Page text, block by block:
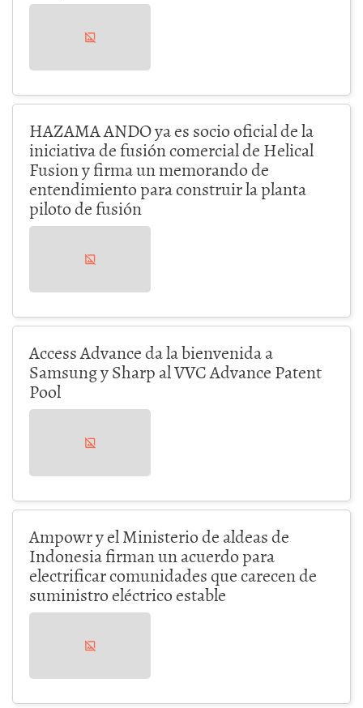
HAZAMA ANDO ya es socio oficial de la
iniciativa de fusión comercial de Helical
Fusion y firma un memorando de
entendimiento para construir la planta
piloto de fusión
Access Advance da la bienvenida a
Samsung y Sharp al VVC Advance Patent
Pool
Ampowr y el Ministerio de aldeas de
Indonesia firman un acuerdo para
electrificar comunidades que carecen de
suministro eléctrico estable